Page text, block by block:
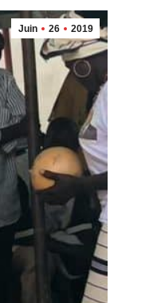
Juin 26 2019